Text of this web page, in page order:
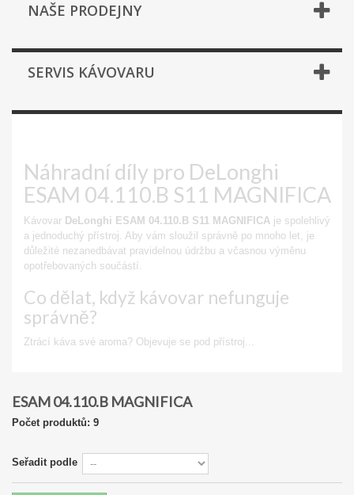
NAŠE PRODEJNY
SERVIS KÁVOVARU
Náhradní díly pro DeLonghi
ESAM 04.110.B S11 MAGNIFICA
Kávovar DeLonghi ESAM 04.110.B S11 MAGNIFICA je spolehlivý
a jednoduchý přístroj. Aby vám sloužil správně po mnoho let, je
důležité nezanedbávat pravidelnou údržbu a včasnou výměnu
opotřebovaných součástí.
Co dělat, když kávovar nefunguje
správně?
Ztrácí káva své aroma? Objevuje se pod přístroj...
ESAM 04.110.B MAGNIFICA
Počet produktů: 9
Seřadit podle